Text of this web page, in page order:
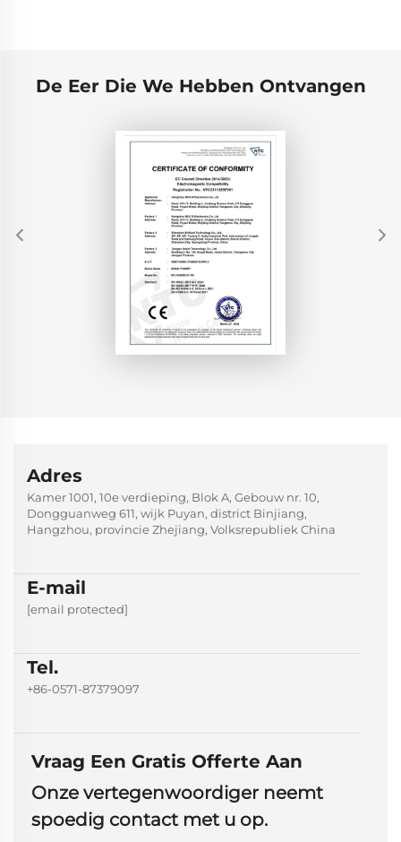
De Eer Die We Hebben Ontvangen
Adres
Kamer 1001, 10e verdieping, Blok A, Gebouw nr. 10,
Dongguanweg 611, wijk Puyan, district Binjiang,
Hangzhou, provincie Zhejiang, Volksrepubliek China
E-mail
[email protected]
Tel.
+86-0571-87379097
Vraag Een Gratis Offerte Aan
Onze vertegenwoordiger neemt
spoedig contact met u op.